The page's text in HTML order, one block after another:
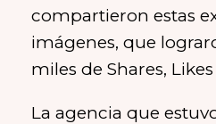
compartieron estas
imágenes, que
miles de Shares,
La agencia que